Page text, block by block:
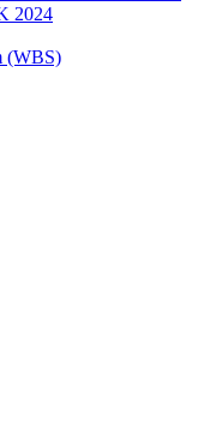
2024
(WBS)